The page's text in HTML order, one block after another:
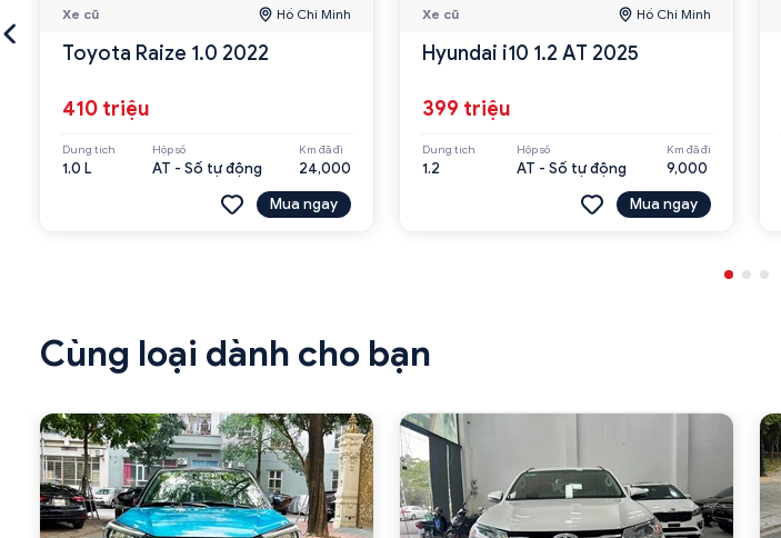
Xe cũ Hồ Chí Minh
Toyota Raize 1.0 2022
410 triệu
Dung tích
1.0 L
Hộp số
AT - Số tự động
Km đã đi
24,000
Mua ngay
Xe cũ Hồ Chí Minh
Hyundai i10 1.2 AT 2025
399 triệu
Dung tích
1.2
Hộp số
AT - Số tự động
Km đã đi
9,000
Mua ngay
Cùng loại dành cho bạn